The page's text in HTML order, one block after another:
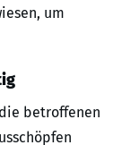
um
betroffenen